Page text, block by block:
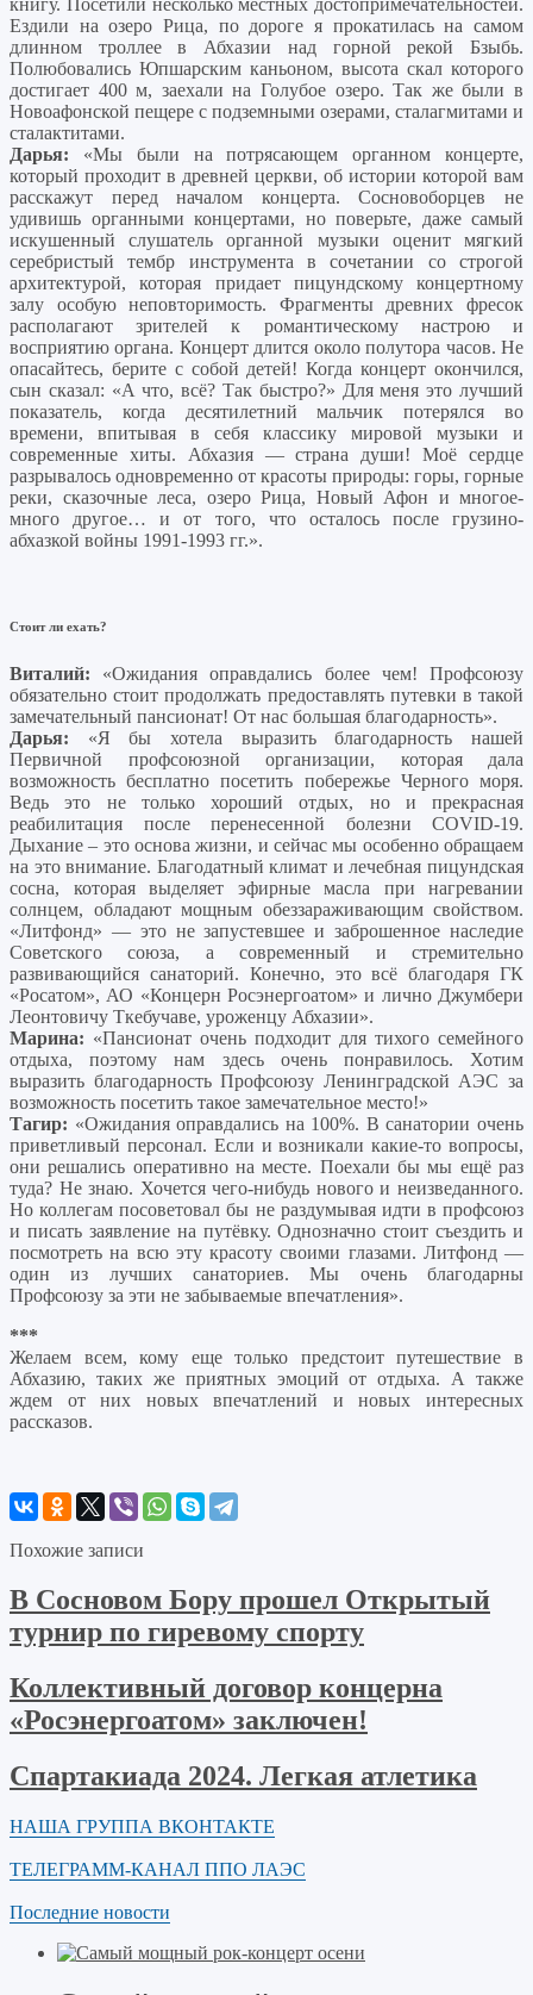
Ездили на озеро Рица, по дороге я прокатилась на самом
длинном троллее в Абхазии над горной рекой Бзыбь.
Полюбовались Юпшарским каньоном, высота скал которого
достигает 400 м, заехали на Голубое озеро. Так же были в
Новоафонской пещере с подземными озерами, сталагмитами и
сталактитами.
Дарья: «Мы были на потрясающем органном концерте,
который проходит в древней церкви, об истории которой вам
расскажут перед началом концерта. Сосновоборцев не
удивишь органными концертами, но поверьте, даже самый
искушенный слушатель органной музыки оценит мягкий
серебристый тембр инструмента в сочетании со строгой
архитектурой, которая придает пицундскому концертному
залу особую неповторимость. Фрагменты древних фресок
располагают зрителей к романтическому настрою и
восприятию органа. Концерт длится около полутора часов. Не
опасайтесь, берите с собой детей! Когда концерт окончился,
сын сказал: «А что, всё? Так быстро?» Для меня это лучший
показатель, когда десятилетний мальчик потерялся во
времени, впитывая в себя классику мировой музыки и
современные хиты. Абхазия — страна души! Моё сердце
разрывалось одновременно от красоты природы: горы, горные
реки, сказочные леса, озеро Рица, Новый Афон и многое-
много другое… и от того, что осталось после грузино-
абхазкой войны 1991-1993 гг.».
Стоит ли ехать?
Виталий: «Ожидания оправдались более чем! Профсоюзу
обязательно стоит продолжать предоставлять путевки в такой
замечательный пансионат! От нас большая благодарность».
Дарья: «Я бы хотела выразить благодарность нашей
Первичной профсоюзной организации, которая дала
возможность бесплатно посетить побережье Черного моря.
Ведь это не только хороший отдых, но и прекрасная
реабилитация после перенесенной болезни COVID-19.
Дыхание – это основа жизни, и сейчас мы особенно обращаем
на это внимание. Благодатный климат и лечебная пицундская
сосна, которая выделяет эфирные масла при нагревании
солнцем, обладают мощным обеззараживающим свойством.
«Литфонд» — это не запустевшее и заброшенное наследие
Советского союза, а современный и стремительно
развивающийся санаторий. Конечно, это всё благодаря ГК
«Росатом», АО «Концерн Росэнергоатом» и лично Джумбери
Леонтовичу Ткебучаве, уроженцу Абхазии».
Марина: «Пансионат очень подходит для тихого семейного
отдыха, поэтому нам здесь очень понравилось. Хотим
выразить благодарность Профсоюзу Ленинградской АЭС за
возможность посетить такое замечательное место!»
Тагир: «Ожидания оправдались на 100%. В санатории очень
приветливый персонал. Если и возникали какие-то вопросы,
они решались оперативно на месте. Поехали бы мы ещё раз
туда? Не знаю. Хочется чего-нибудь нового и неизведанного.
Но коллегам посоветовал бы не раздумывая идти в профсоюз
и писать заявление на путёвку. Однозначно стоит съездить и
посмотреть на всю эту красоту своими глазами. Литфонд —
один из лучших санаториев. Мы очень благодарны
Профсоюзу за эти не забываемые впечатления».
***
Желаем всем, кому еще только предстоит путешествие в
Абхазию, таких же приятных эмоций от отдыха. А также
ждем от них новых впечатлений и новых интересных
рассказов.
Похожие записи
В Сосновом Бору прошел Открытый
турнир по гиревому спорту
Коллективный договор концерна
«Росэнергоатом» заключен!
Спартакиада 2024. Легкая атлетика
НАША ГРУППА ВКОНТАКТЕ
ТЕЛЕГРАММ-КАНАЛ ППО ЛАЭС
Последние новости